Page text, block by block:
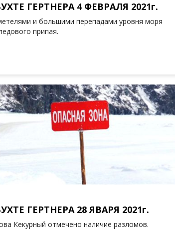
ГЕРТНЕРА 4 ФЕВРАЛЯ 2021г.
и большими перепадами уровня моря
припая.
ГЕРТНЕРА 28 ЯВАРЯ 2021г.
Кекурный отмечено наличие разломов.